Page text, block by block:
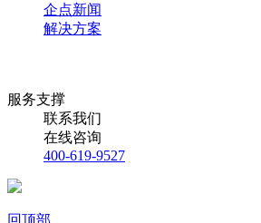
企点新闻
解决方案
服务支撑
联系我们
在线咨询
400-619-9527
回顶部